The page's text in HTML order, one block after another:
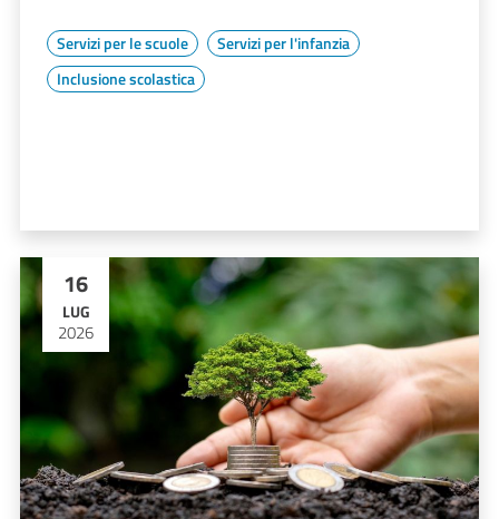
Servizi per le scuole
Servizi per l'infanzia
Inclusione scolastica
16
LUG
2026